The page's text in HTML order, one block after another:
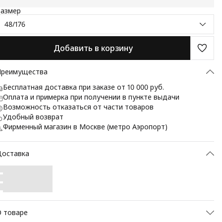
48/176
Добавить в корзину
Бесплатная доставка при заказе от 10 000 руб.
Оплата и примерка при получении в пункте выдачи
Возможность отказаться от части товаров
Удобный возврат
Фирменный магазин в Москве (метро Аэропорт)
товаре